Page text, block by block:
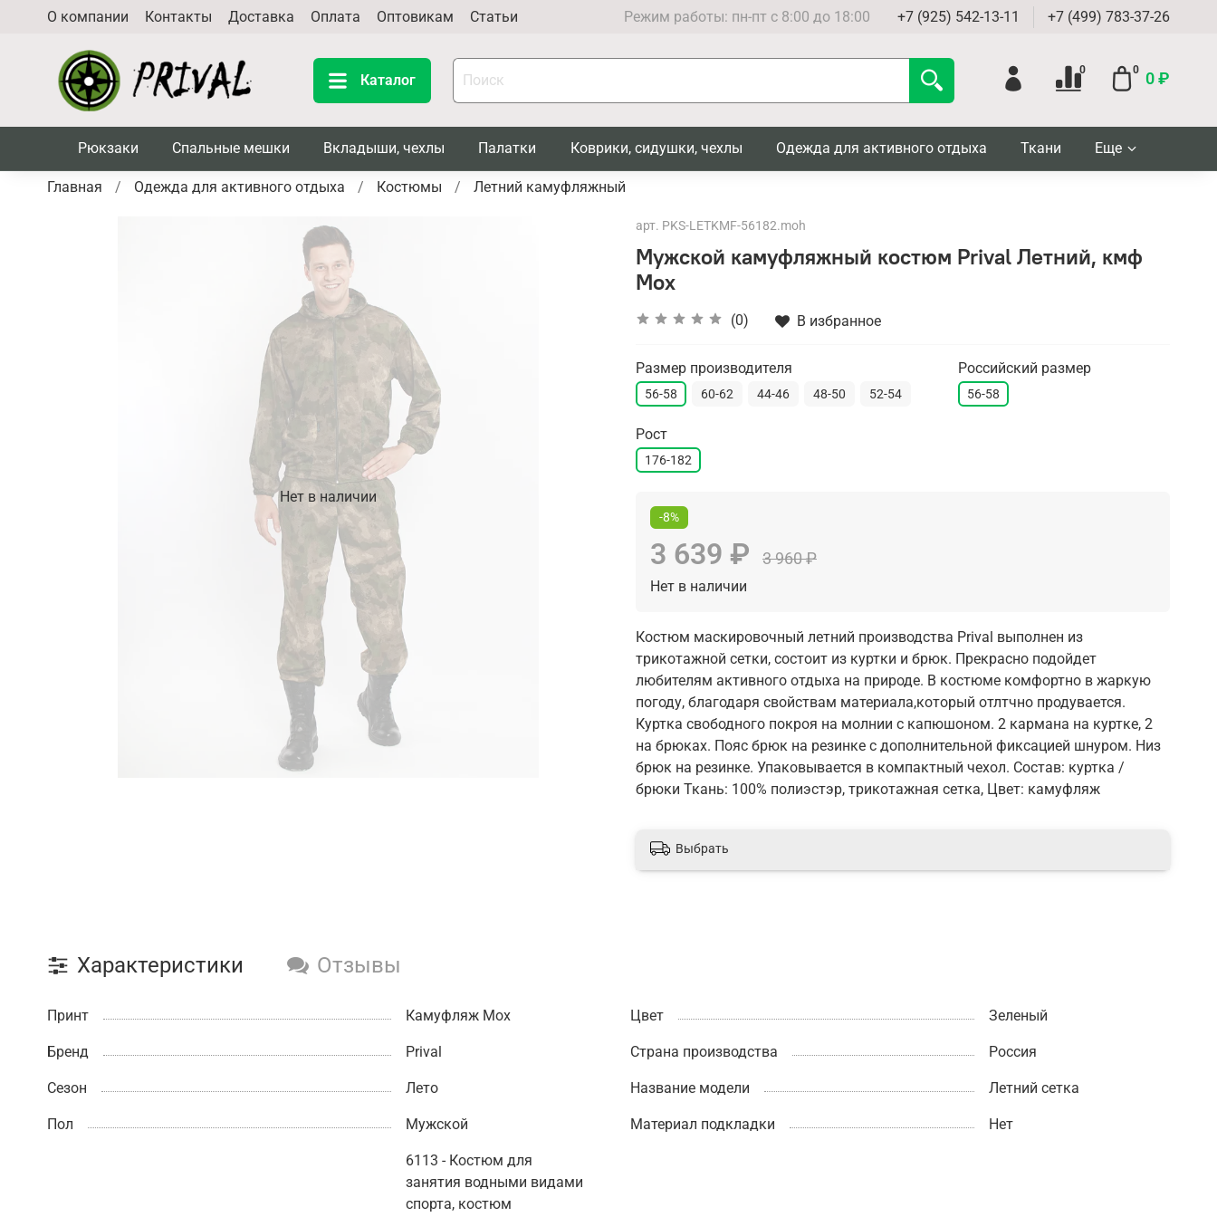
О компании Контакты Доставка Оплата Оптовикам Статьи Режим работы: пн-пт с 8:00 до 18:00 +7 (925) 542-13-11 +7 (499) 783-37-26
Каталог
0 0 0 ₽
Рюкзаки Спальные мешки Вкладыши, чехлы Палатки Коврики, сидушки, чехлы Одежда для активного отдыха Ткани Еще
Главная Одежда для активного отдыха Костюмы Летний камуфляжный
Нет в наличии
арт. PKS-LETKMF-56182.moh
Мужской камуфляжный костюм Prival Летний, кмф
Мох
(0) В избранное
Размер производителя
56-58 60-62 44-46 48-50 52-54
Российский размер
56-58
Рост
176-182
-8%
3 639 ₽ 3 960 ₽
Нет в наличии
Костюм маскировочный летний производства Prival выполнен из
трикотажной сетки, состоит из куртки и брюк. Прекрасно подойдет
любителям активного отдыха на природе. В костюме комфортно в жаркую
погоду, благодаря свойствам материала,который отлтчно продувается.
Куртка свободного покроя на молнии с капюшоном. 2 кармана на куртке, 2
на брюках. Пояс брюк на резинке с дополнительной фиксацией шнуром. Низ
брюк на резинке. Упаковывается в компактный чехол. Состав: куртка /
брюки Ткань: 100% полиэстэр, трикотажная сетка, Цвет: камуфляж
Выбрать
Характеристики Отзывы
Принт Камуфляж Мох Цвет Зеленый
Бренд Prival Страна производства Россия
Сезон Лето Название модели Летний сетка
Пол Мужской Материал подкладки Нет
6113 - Костюм для
занятия водными видами
спорта, костюм